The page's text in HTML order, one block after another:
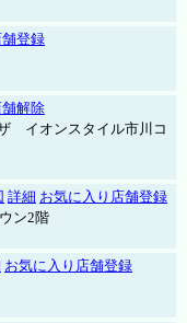
登録
解除
イオンスタイル市川コ
詳細 お気に入り店舗登録
ン2階
お気に入り店舗登録